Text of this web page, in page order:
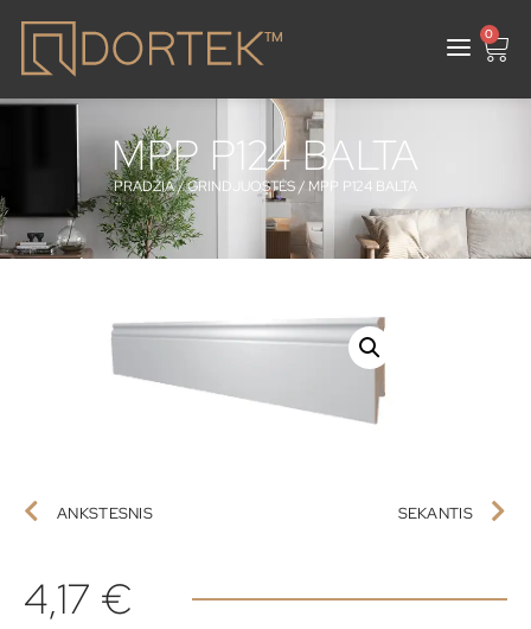
0
MPP P124 BALTA
PRADŽIA/GRINDJUOSTĖS/ MPP P124 BALTA
ANKSTESNIS SEKANTIS
4,17 €